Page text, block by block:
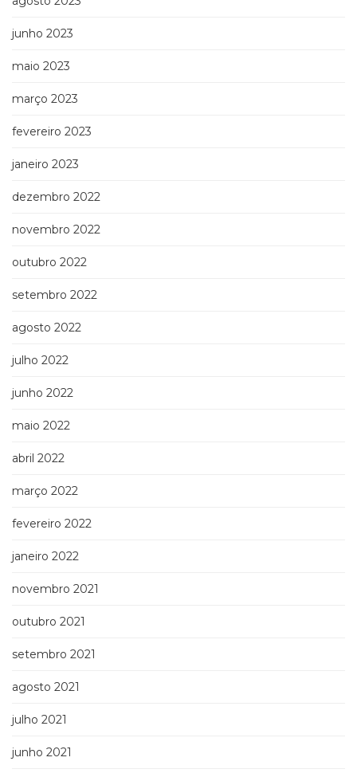
junho 2023
maio 2023
março 2023
fevereiro 2023
janeiro 2023
dezembro 2022
novembro 2022
outubro 2022
setembro 2022
agosto 2022
julho 2022
junho 2022
maio 2022
abril 2022
março 2022
fevereiro 2022
janeiro 2022
novembro 2021
outubro 2021
setembro 2021
agosto 2021
julho 2021
junho 2021